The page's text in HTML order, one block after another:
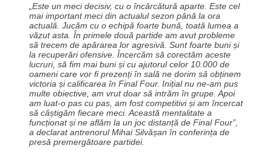
„Este un meci decisiv, cu o încărcătură aparte. Este cel
mai important meci din actualul sezon până la ora
actuală. Jucăm cu o echipă foarte bună, toată lumea a
văzut asta. În primele două partide am avut probleme
să trecem de apărarea lor agresivă. Sunt foarte buni și
la recuperări ofensive. Încercăm să corectăm aceste
lucruri, să fim mai buni și cu ajutorul celor 10.000 de
oameni care vor fi prezenți în sală ne dorim să obținem
victoria și calificarea în Final Four. Inițial nu ne-am pus
multe obiective, am vrut doar să intrăm în grupe. Apoi
am luat-o pas cu pas, am fost competitivi și am încercat
să câștigăm fiecare meci. Această mentalitate a
funcționat și ne aflăm la un joc distanță de Final Four”,
a declarat antrenorul Mihai Silvășan în conferința de
presă premergătoare partidei.